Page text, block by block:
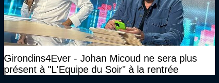
Girondins4Ever - Johan Micoud ne sera plus
présent à "L'Equipe du Soir" à la rentrée